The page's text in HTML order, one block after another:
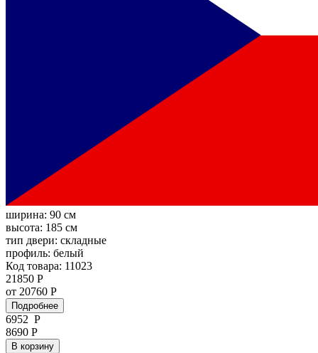
ширина: 90 см
высота: 185 см
тип двери: складные
профиль: белый
Код товара: 11023
21850 Р
от 20760 Р
Подробнее
6952 Р
8690 Р
В корзину